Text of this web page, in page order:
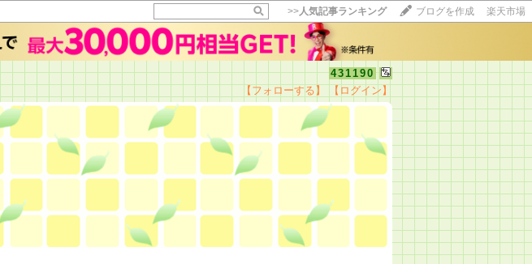
>>人気記事ランキング ブログを作成 楽天市場
431190
【フォローする】 【ログイン】